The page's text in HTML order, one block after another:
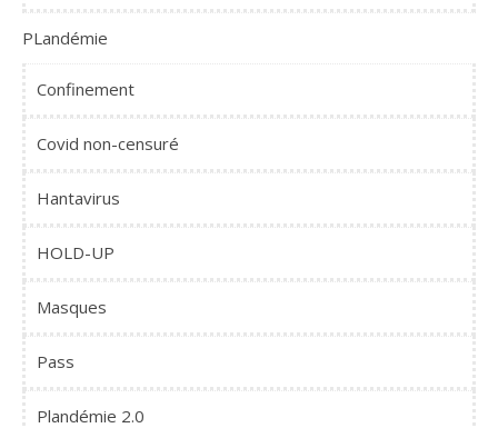
PLandémie
Confinement
Covid non-censuré
Hantavirus
HOLD-UP
Masques
Pass
Plandémie 2.0